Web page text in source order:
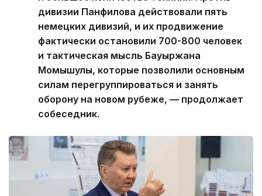
дивизии Панфилова действовали пять
немецких дивизий, и их продвижение
фактически остановили 700-800 человек
и тактическая мысль Бауыржана
Момышулы, которые позволили основным
силам перегруппироваться и занять
оборону на новом рубеже, — продолжает
собеседник.